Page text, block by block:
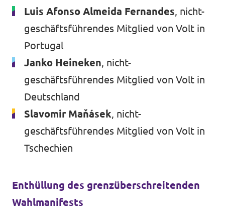
Luis Afonso Almeida Fernandes, nicht-
geschäftsführendes Mitglied von Volt in
Portugal
Janko Heineken, nicht-
geschäftsführendes Mitglied von Volt in
Deutschland
Slavomir Maňásek, nicht-
geschäftsführendes Mitglied von Volt in
Tschechien
Enthüllung des grenzüberschreitenden
Wahlmanifests